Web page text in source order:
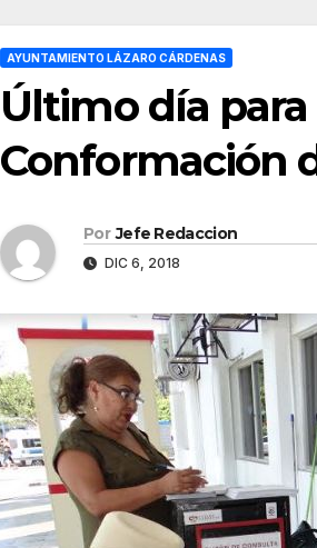
AYUNTAMIENTO LÁZARO CÁRDENAS
Último día
Conformación
Por Jefe Redaccion
DIC 6, 2018